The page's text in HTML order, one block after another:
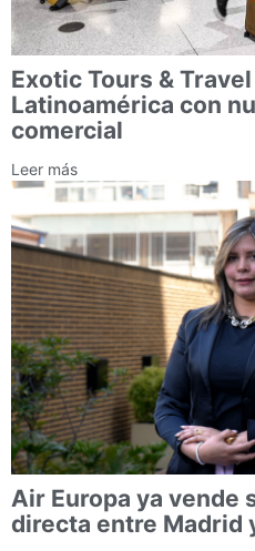
Exotic Tours &
Latinoamérica con
comercial
Leer más
Air Europa ya vende
directa entre Madrid